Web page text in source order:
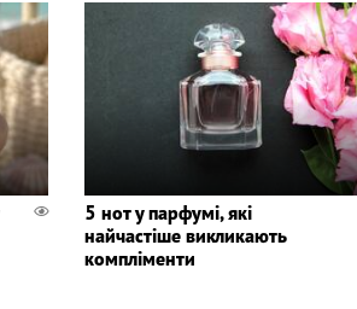
5 нот у парфумі, які
найчастіше викликають
компліменти